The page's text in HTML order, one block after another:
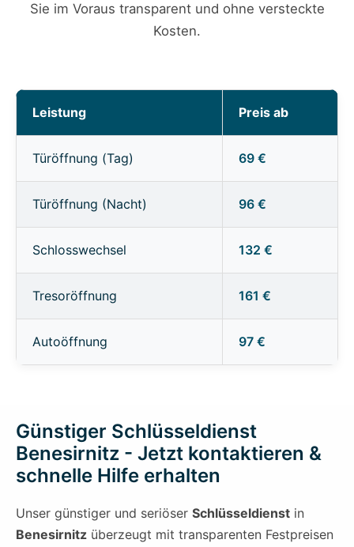
Sie im Voraus transparent und ohne versteckte
Kosten.
Leistung Preis ab
Türöffnung (Tag) 69 €
Türöffnung (Nacht) 96 €
Schlosswechsel 132 €
Tresoröffnung 161 €
Autoöffnung 97 €
Günstiger Schlüsseldienst
Benesirnitz - Jetzt kontaktieren &
schnelle Hilfe erhalten
Unser günstiger und seriöser Schlüsseldienst in
Benesirnitz überzeugt mit transparenten Festpreisen